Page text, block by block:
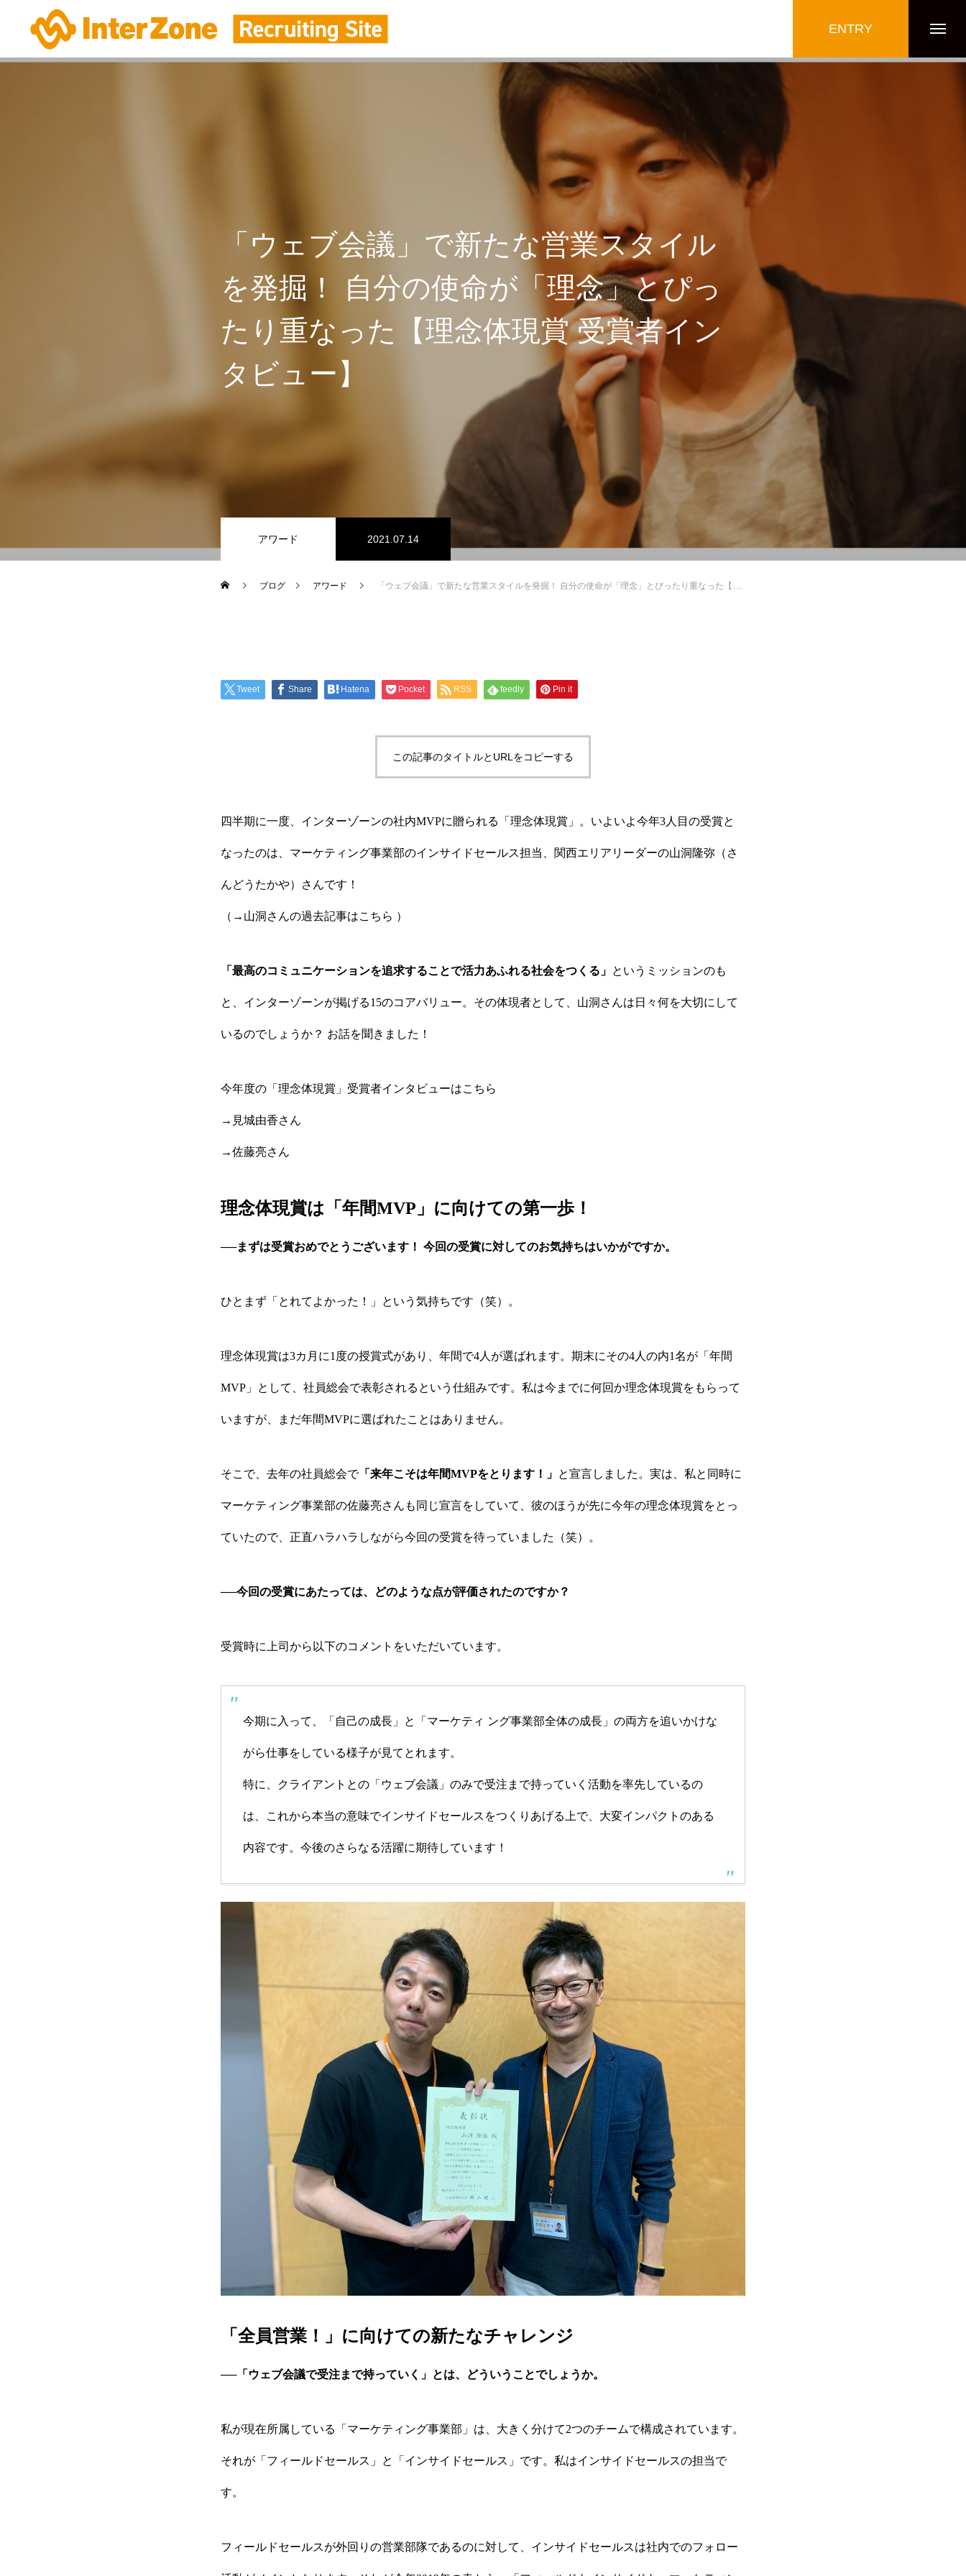
ENTRY
「ウェブ会議」で新たな営業スタイル
を発掘！ 自分の使命が「理念」とぴっ
たり重なった【理念体現賞 受賞者イン
タビュー】
アワード 2021.07.14
ブログ アワード 「ウェブ会議」で新たな営業スタイルを発掘！ 自分の使命が「理念」とぴったり重なった【理念体現賞 受賞者インタビュー】
Tweet Share Hatena Pocket RSS feedly Pin it
この記事のタイトルとURLをコピーする
四半期に一度、インターゾーンの社内MVPに贈られる「理念体現賞」。いよいよ今年3人目の受賞と
なったのは、マーケティング事業部のインサイドセールス担当、関西エリアリーダーの山洞隆弥（さ
んどうたかや）さんです！
（→山洞さんの過去記事はこちら ）
「最高のコミュニケーションを追求することで活力あふれる社会をつくる」 というミッションのも
と、インターゾーンが掲げる15のコアバリュー。その体現者として、山洞さんは日々何を大切にして
いるのでしょうか？ お話を聞きました！
今年度の「理念体現賞」受賞者インタビューはこちら
→ 見城由香さん
→佐藤亮さ ん
理念体現賞は「年間MVP」に向けての第一歩！
──まずは受賞おめでとうございます！ 今回の受賞に対してのお気持ちはいかがですか。
ひとまず「とれてよかった！」という気持ちです（笑）。
理念体現賞は3カ月に1度の授賞式があり、年間で4人が選ばれます。期末にその4人の内1名が「年間
MVP」として、社員総会で表彰されるという仕組みです。私は今までに何回か理念体現賞をもらって
いますが、まだ年間MVPに選ばれたことはありません。
そこで、去年の社員総会で「来年こそは年間MVPをとります！」 と宣言しました。実は、私と同時に
マーケティング事業部の佐藤亮さんも同じ宣言をしていて、彼のほうが先に今年の理念体現賞をとっ
ていたので、正直ハラハラしながら今回の受賞を待っていました（笑）。
──今回の受賞にあたっては、どのような点が評価されたのですか？
受賞時に上司から以下のコメントをいただいています。
今期に入って、「自己の成長」と「マーケティ ング事業部全体の成長」の両方を追いかけな
がら仕事をしている様子が見てとれます。
特に、クライアントとの「ウェブ会議」のみで受注まで持っていく活動を率先しているの
は、これから本当の意味でインサイドセールスをつくりあげる上で、大変インパクトのある
内容です。今後のさらなる活躍に期待しています！
「全員営業！」に向けての新たなチャレンジ
──「ウェブ会議で受注まで持っていく」とは、どういうことでしょうか。
私が現在所属している「マーケティング事業部」は、大きく分けて2つのチームで構成されています。
それが「フィールドセールス」と「インサイドセールス」です。私はインサイドセールスの担当で
す。
フィールドセールスが外回りの営業部隊であるのに対して、インサイドセールスは社内でのフォロー